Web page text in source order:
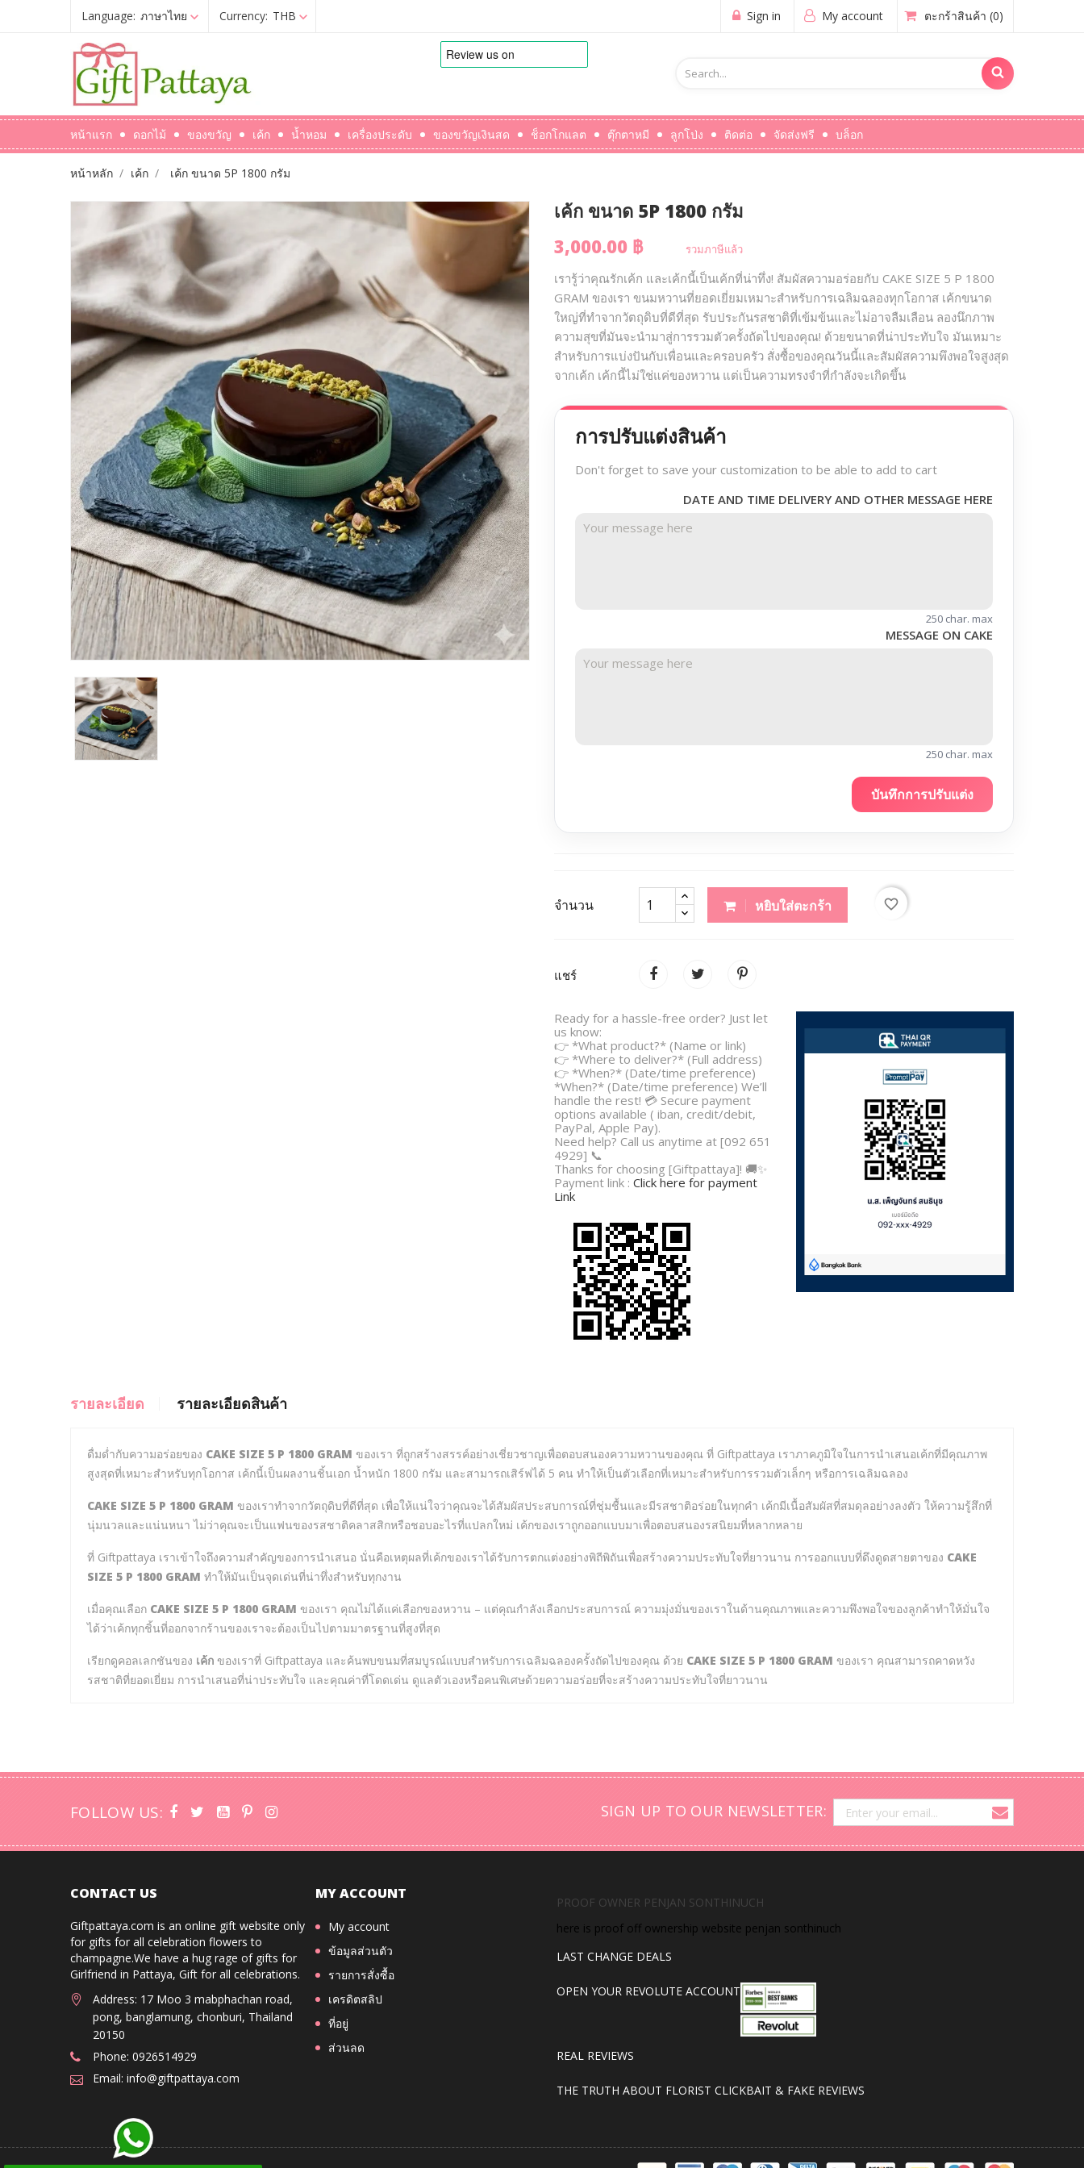
Language: ภาษาไทย Currency: THB My account
Sign in ตะกร้าสินค้า (0)
หน้าแรก ดอกไม้ ของขวัญ เค้ก น้ำหอม เครื่องประดับ ของขวัญเงินสด ช็อกโกแลต ตุ๊กตาหมี ลูกโป่ง ติดต่อ จัดส่งฟรี บล็อก
หน้าหลัก เค้ก เค้ก ขนาด 5P 1800 กรัม
เค้ก ขนาด 5P 1800 กรัม
3,000.00 ฿
รวมภาษีแล้ว
เรารู้ว่าคุณรักเค้ก และเค้กนี้เป็นเค้กที่น่าทึ่ง! สัมผัสความอร่อยกับ CAKE SIZE 5 P 1800
GRAM ของเรา ขนมหวานที่ยอดเยี่ยมเหมาะสำหรับการเฉลิมฉลองทุกโอกาส เค้กขนาด
ใหญ่ที่ทำจากวัตถุดิบที่ดีที่สุด รับประกันรสชาติที่เข้มข้นและไม่อาจลืมเลือน ลองนึกภาพ
ความสุขที่มันจะนำมาสู่การรวมตัวครั้งถัดไปของคุณ! ด้วยขนาดที่น่าประทับใจ มันเหมาะ
สำหรับการแบ่งปันกับเพื่อนและครอบครัว สั่งซื้อของคุณวันนี้และสัมผัสความพึงพอใจสูงสุด
จากเค้ก เค้กนี้ไม่ใช่แค่ของหวาน แต่เป็นความทรงจำที่กำลังจะเกิดขึ้น
การปรับแต่งสินค้า
Don't forget to save your customization to be able to add to cart
DATE AND TIME DELIVERY AND OTHER MESSAGE HERE
250 char. max
MESSAGE ON CAKE
250 char. max
บันทึกการปรับแต่ง
จำนวน หยิบใส่ตะกร้า favorite_border
แชร์
Ready for a hassle-free order? Just let
us know:
👉 *What product?* (Name or link)
👉 *Where to deliver?* (Full address)
👉 *When?* (Date/time preference)
*When?* (Date/time preference) We’ll
handle the rest! 💳 Secure payment
options available ( iban, credit/debit,
PayPal, Apple Pay).
Need help? Call us anytime at [092 651
4929] 📞
Thanks for choosing [Giftpattaya]! 🚚✨
Payment link : Click here for payment
Link
รายละเอียด รายละเอียดสินค้า
ดื่มด่ำกับความอร่อยของ CAKE SIZE 5 P 1800 GRAM ของเรา ที่ถูกสร้างสรรค์อย่างเชี่ยวชาญเพื่อตอบสนองความหวานของคุณ ที่ Giftpattaya เราภาคภูมิใจในการนำเสนอเค้กที่มีคุณภาพ
สูงสุดที่เหมาะสำหรับทุกโอกาส เค้กนี้เป็นผลงานชิ้นเอก น้ำหนัก 1800 กรัม และสามารถเสิร์ฟได้ 5 คน ทำให้เป็นตัวเลือกที่เหมาะสำหรับการรวมตัวเล็กๆ หรือการเฉลิมฉลอง
CAKE SIZE 5 P 1800 GRAM ของเราทำจากวัตถุดิบที่ดีที่สุด เพื่อให้แน่ใจว่าคุณจะได้สัมผัสประสบการณ์ที่ชุ่มชื้นและมีรสชาติอร่อยในทุกคำ เค้กมีเนื้อสัมผัสที่สมดุลอย่างลงตัว ให้ความรู้สึกที่
นุ่มนวลและแน่นหนา ไม่ว่าคุณจะเป็นแฟนของรสชาติคลาสสิกหรือชอบอะไรที่แปลกใหม่ เค้กของเราถูกออกแบบมาเพื่อตอบสนองรสนิยมที่หลากหลาย
ที่ Giftpattaya เราเข้าใจถึงความสำคัญของการนำเสนอ นั่นคือเหตุผลที่เค้กของเราได้รับการตกแต่งอย่างพิถีพิถันเพื่อสร้างความประทับใจที่ยาวนาน การออกแบบที่ดึงดูดสายตาของ CAKE
SIZE 5 P 1800 GRAM ทำให้มันเป็นจุดเด่นที่น่าทึ่งสำหรับทุกงาน
เมื่อคุณเลือก CAKE SIZE 5 P 1800 GRAM ของเรา คุณไม่ได้แค่เลือกของหวาน – แต่คุณกำลังเลือกประสบการณ์ ความมุ่งมั่นของเราในด้านคุณภาพและความพึงพอใจของลูกค้าทำให้มั่นใจ
ได้ว่าเค้กทุกชิ้นที่ออกจากร้านของเราจะต้องเป็นไปตามมาตรฐานที่สูงที่สุด
เรียกดูคอลเลกชันของ เค้ก ของเราที่ Giftpattaya และค้นพบขนมที่สมบูรณ์แบบสำหรับการเฉลิมฉลองครั้งถัดไปของคุณ ด้วย CAKE SIZE 5 P 1800 GRAM ของเรา คุณสามารถคาดหวัง
รสชาติที่ยอดเยี่ยม การนำเสนอที่น่าประทับใจ และคุณค่าที่โดดเด่น ดูแลตัวเองหรือคนพิเศษด้วยความอร่อยที่จะสร้างความประทับใจที่ยาวนาน
SIGN UP TO OUR NEWSLETTER:
FOLLOW US:
CONTACT US
Giftpattaya.com is an online gift website only
for gifts for all celebration flowers to
champagne.We have a hug rage of gifts for
Girlfriend in Pattaya, Gift for all celebrations.
Address: 17 Moo 3 mabphachan road,
pong, banglamung, chonburi, Thailand
20150
Phone: 0926514929
Email: info@giftpattaya.com
MY ACCOUNT
My account
ข้อมูลส่วนตัว
รายการสั่งซื้อ
เครดิตสลิป
ที่อยู่
ส่วนลด
PROOF OWNER PENJAN SONTHINUCH
here is proof off ownership website penjan sonthinuch
LAST CHANGE DEALS
OPEN YOUR REVOLUTE ACCOUNT
REAL REVIEWS
THE TRUTH ABOUT FLORIST CLICKBAIT & FAKE REVIEWS